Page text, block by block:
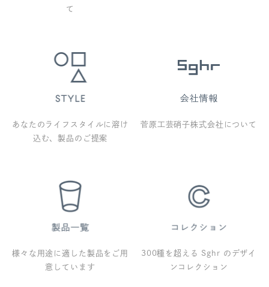
て
あなたのライフスタイルに溶け
込む、製品のご提案
菅原工芸硝子株式会社について
様々な用途に適した製品をご用
意しています
300種を超える Sghr のデザイ
ンコレクション